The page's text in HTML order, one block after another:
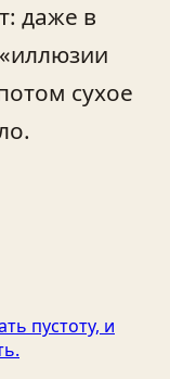
даже в
сухое
пустоту, и